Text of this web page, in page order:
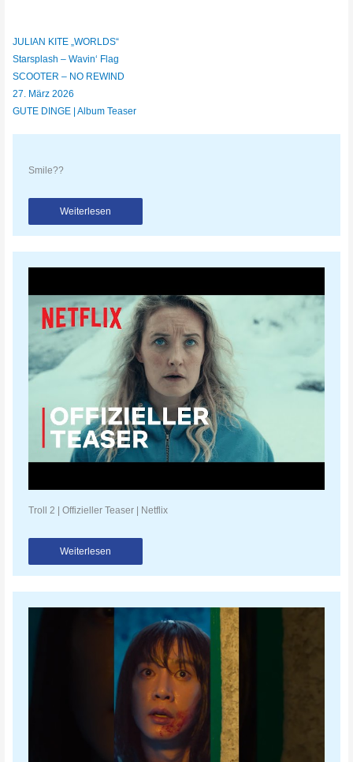
JULIAN KITE „WORLDS“
Starsplash – Wavin‘ Flag
SCOOTER – NO REWIND
27. März 2026
GUTE DINGE | Album Teaser
Smile??
Weiterlesen
Troll 2 | Offizieller Teaser | Netflix
Weiterlesen